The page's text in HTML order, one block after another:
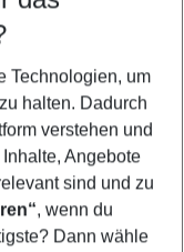
Technologien, um
halten. Dadurch
verstehen und
Angebote
sind und zu
, wenn du
Dann wähle